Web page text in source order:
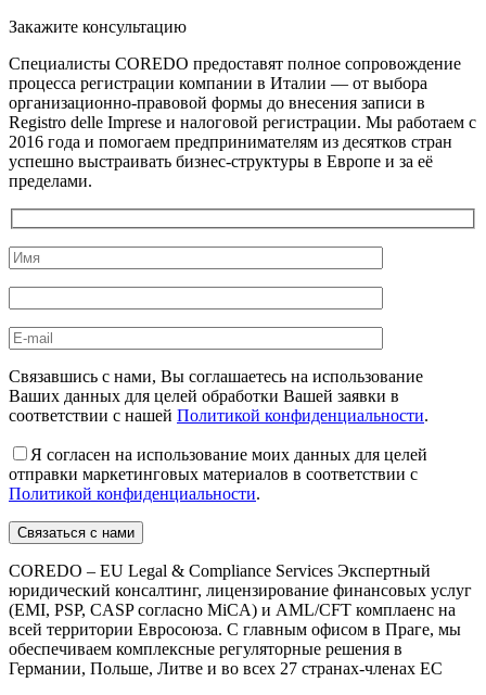
Закажите консультацию
Специалисты COREDO предоставят полное сопровождение
процесса регистрации компании в Италии — от выбора
организационно-правовой формы до внесения записи в
Registro delle Imprese и налоговой регистрации. Мы работаем с
2016 года и помогаем предпринимателям из десятков стран
успешно выстраивать бизнес-структуры в Европе и за её
пределами.
Связавшись с нами, Вы соглашаетесь на использование
Ваших данных для целей обработки Вашей заявки в
соответствии с нашей Политикой конфиденциальности.
Я согласен на использование моих данных для целей
отправки маркетинговых материалов в соответствии с
Политикой конфиденциальности.
COREDO – EU Legal & Compliance Services Экспертный
юридический консалтинг, лицензирование финансовых услуг
(EMI, PSP, CASP согласно MiCA) и AML/CFT комплаенс на
всей территории Евросоюза. С главным офисом в Праге, мы
обеспечиваем комплексные регуляторные решения в
Германии, Польше, Литве и во всех 27 странах-членах ЕС